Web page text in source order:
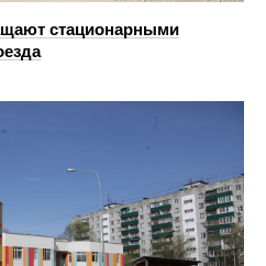
стационарными